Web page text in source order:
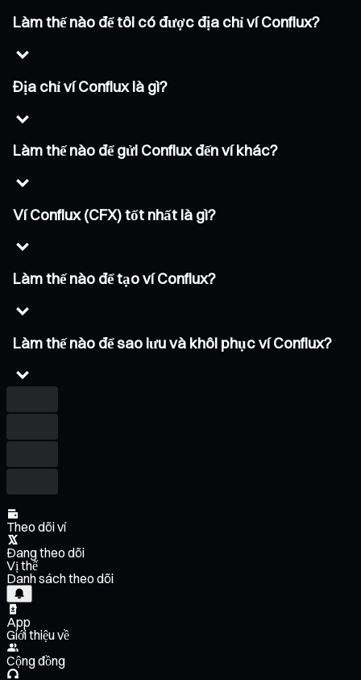
Làm thế nào để tôi có được địa chỉ ví Conflux?
Địa chỉ ví Conflux là gì?
Làm thế nào để gửi Conflux đến ví khác?
Ví Conflux (CFX) tốt nhất là gì?
Làm thế nào để tạo ví Conflux?
Làm thế nào để sao lưu và khôi phục ví Conflux?
Theo dõi ví
Đang theo dõi
Vị thế
Danh sách theo dõi
App
Giới thiệu về
Cộng đồng